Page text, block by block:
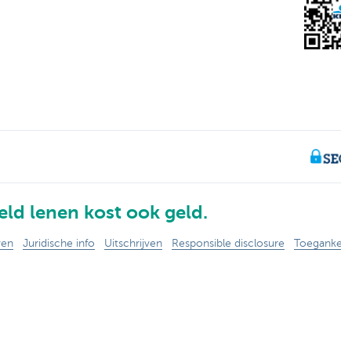
lenen kost ook geld.
Juridische info Uitschrijven Responsible disclosure